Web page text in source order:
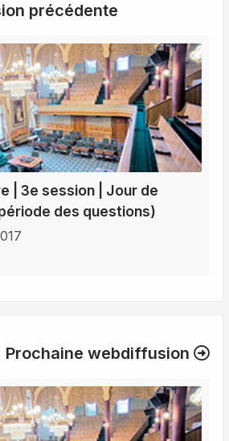
précédente
| 3e session | Jour de
des questions)
Prochaine webdiffusion